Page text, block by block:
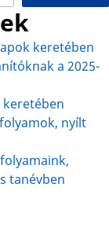
keretében
a 2025-
keretében
nyílt
tanévben